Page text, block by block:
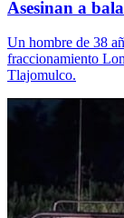
Asesinan a
Un hombre de 38
fraccionamiento
Tlajomulco.